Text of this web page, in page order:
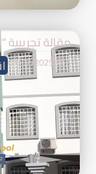
مقالة
01/02/2025